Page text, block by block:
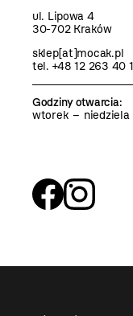
ul. Lipowa 4
30-702 Kraków
sklep[at]mocak.pl
tel. +48 12 263 40
Godziny otwarcia:
wtorek – niedziela